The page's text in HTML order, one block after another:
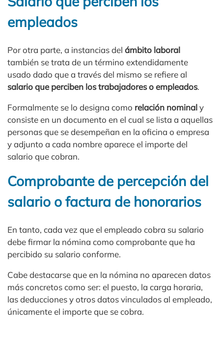
empleados
Por otra parte, a instancias del ámbito laboral
también se trata de un término extendidamente
usado dado que a través del mismo se refiere al
salario que perciben los trabajadores o empleados.
Formalmente se lo designa como relación nominaly
consiste en un documento en el cual se lista a aquellas
personas que se desempeñan en la oficina o empresa
y adjunto a cada nombre aparece el importe del
salario que cobran.
Comprobante de percepción del
salario o factura de honorarios
En tanto, cada vez que el empleado cobra su salario
debe firmar la nómina como comprobante que ha
percibido su salario conforme.
Cabe destacarse que en la nómina no aparecen datos
más concretos como ser: el puesto, la carga horaria,
las deducciones y otros datos vinculados al empleado,
únicamente el importe que se cobra.